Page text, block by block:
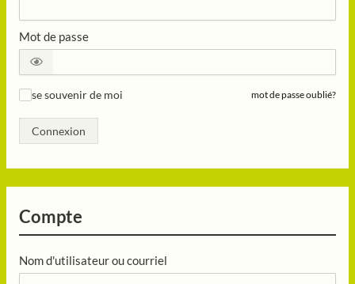
Mot de passe
se souvenir de moi mot de passe oublié?
Connexion
Compte
Nom d'utilisateur ou courriel